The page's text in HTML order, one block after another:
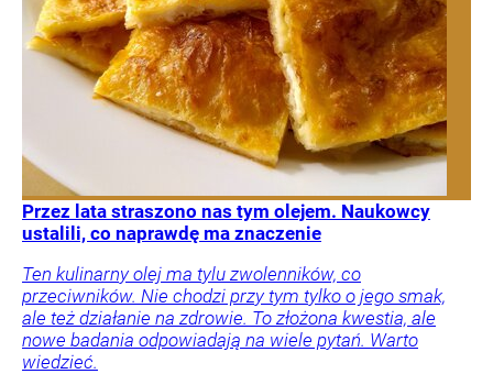
Przez lata straszono nas tym olejem. Naukowcy
ustalili, co naprawdę ma znaczenie
Ten kulinarny olej ma tylu zwolenników, co
przeciwników. Nie chodzi przy tym tylko o jego smak,
ale też działanie na zdrowie. To złożona kwestia, ale
nowe badania odpowiadają na wiele pytań. Warto
wiedzieć.